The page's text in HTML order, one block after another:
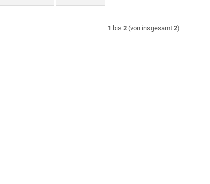
1 bis 2 (von insgesamt 2)